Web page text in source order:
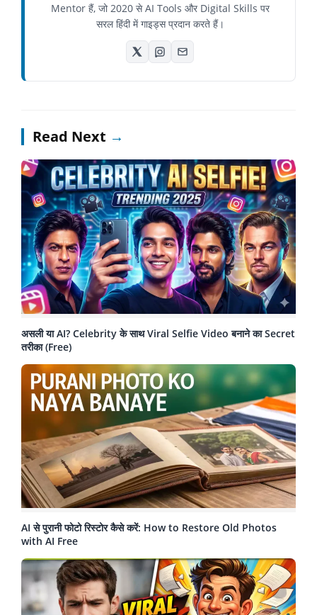
Mentor हैं, जो 2020 से AI Tools और Digital Skills पर
सरल हिंदी में गाइड्स प्रदान करते हैं।
Read Next →
असली या AI? Celebrity के साथ Viral Selfie Video बनाने का Secret
तरीका (Free)
AI से पुरानी फोटो रिस्टोर कैसे करें: How to Restore Old Photos
with AI Free